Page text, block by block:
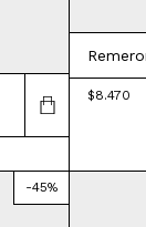
$8.470
-45%